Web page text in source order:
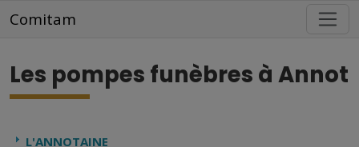
Comitam
Les pompes funèbres à Annot
L'ANNOTAINE